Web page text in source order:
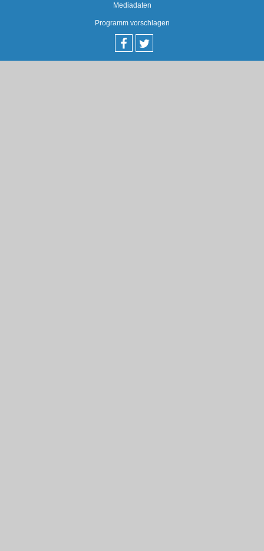
Mediadaten
Programm vorschlagen